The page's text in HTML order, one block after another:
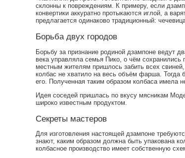
склонны к повреждениям. К примеру, если
конвертики аккуратно протыкаются иглой, а
предлагается одинаково традиционный:
Борьба двух городов
Борьбу за признание родиной дзампоне ведут
века управляла семья Пико, о чём
местным жителям пришлось забить всех
колбас не хватило на весь объём фарша. Тогда
его. Полученная таким образом колбаса имела
Идея соседей пришлась по вкусу мясникам
широко известным продуктом.
Секреты мастеров
Для изготовления настоящей дзампоне
знают, каким образом должна быть упакована
колбасное производство имеет собственную